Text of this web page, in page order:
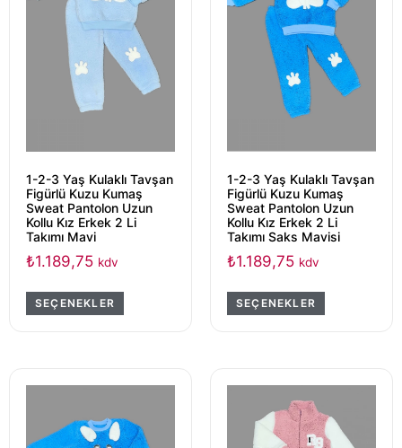
1-2-3 Yaş Kulaklı Tavşan
Figürlü Kuzu Kumaş
Sweat Pantolon Uzun
Kollu Kız Erkek 2 Li
Takımı Mavi
₺1.189,75 kdv
SEÇENEKLER
1-2-3 Yaş Kulaklı Tavşan
Figürlü Kuzu Kumaş
Sweat Pantolon Uzun
Kollu Kız Erkek 2 Li
Takımı Saks Mavisi
₺1.189,75 kdv
SEÇENEKLER